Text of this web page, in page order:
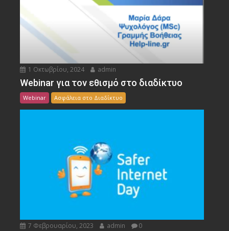
1 Οκτωβρίου, 2024 admin
Webinar για τον εθισμό στο διαδίκτυο
Webinar Ασφάλεια στο Διαδίκτυο
7 Φεβρουαρίου, 2023 admin 0